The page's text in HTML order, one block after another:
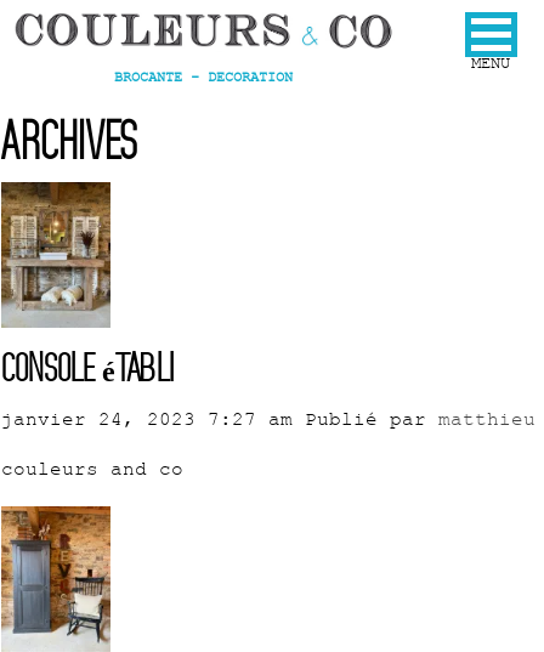
BROCANTE - DECORATION
Archives
Console établi
janvier 24, 2023 7:27 am Publié par matthieu
couleurs and co